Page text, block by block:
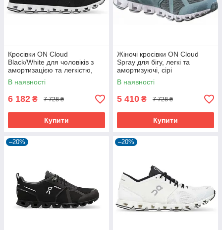
Кросівки ON Cloud
Black/White для чоловіків з
амортизацією та легкістю,
378 г
В наявності
6 182 ₴ 7 728 ₴
Купити
Жіночі кросівки ON Cloud
Spray для бігу, легкі та
амортизуючі, сірі
В наявності
5 410 ₴ 7 728 ₴
Купити
–20% –20%